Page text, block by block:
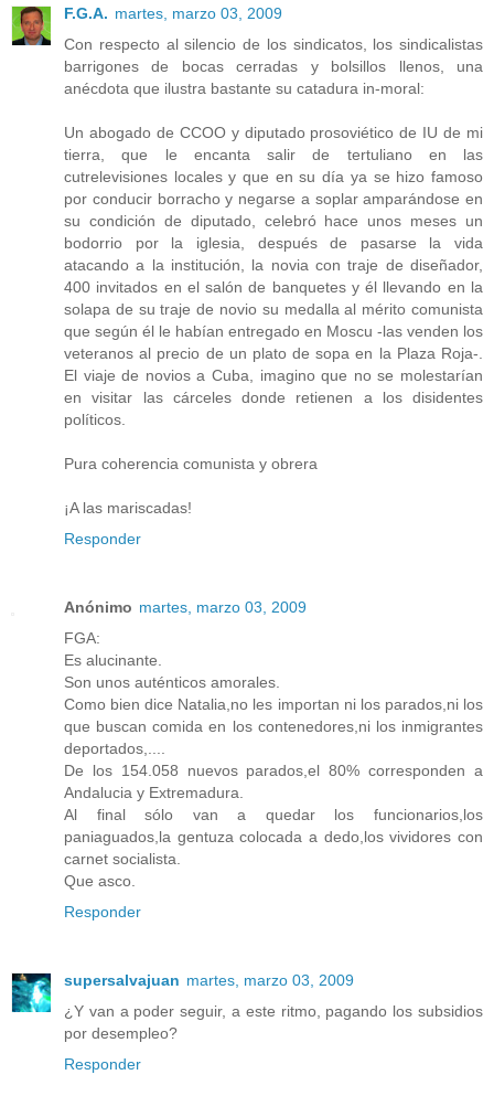
F.G.A. martes, marzo 03, 2009
Con respecto al silencio de los sindicatos, los sindicalistas
barrigones de bocas cerradas y bolsillos llenos, una
anécdota que ilustra bastante su catadura in-moral:
Un abogado de CCOO y diputado prosoviético de IU de mi
tierra, que le encanta salir de tertuliano en las
cutrelevisiones locales y que en su día ya se hizo famoso
por conducir borracho y negarse a soplar amparándose en
su condición de diputado, celebró hace unos meses un
bodorrio por la iglesia, después de pasarse la vida
atacando a la institución, la novia con traje de diseñador,
400 invitados en el salón de banquetes y él llevando en la
solapa de su traje de novio su medalla al mérito comunista
que según él le habían entregado en Moscu -las venden los
veteranos al precio de un plato de sopa en la Plaza Roja-.
El viaje de novios a Cuba, imagino que no se molestarían
en visitar las cárceles donde retienen a los disidentes
políticos.
Pura coherencia comunista y obrera
¡A las mariscadas!
Responder
Anónimo martes, marzo 03, 2009
FGA:
Es alucinante.
Son unos auténticos amorales.
Como bien dice Natalia,no les importan ni los parados,ni los
que buscan comida en los contenedores,ni los inmigrantes
deportados,....
De los 154.058 nuevos parados,el 80% corresponden a
Andalucia y Extremadura.
Al final sólo van a quedar los funcionarios,los
paniaguados,la gentuza colocada a dedo,los vividores con
carnet socialista.
Que asco.
Responder
supersalvajuan martes, marzo 03, 2009
¿Y van a poder seguir, a este ritmo, pagando los subsidios
por desempleo?
Responder